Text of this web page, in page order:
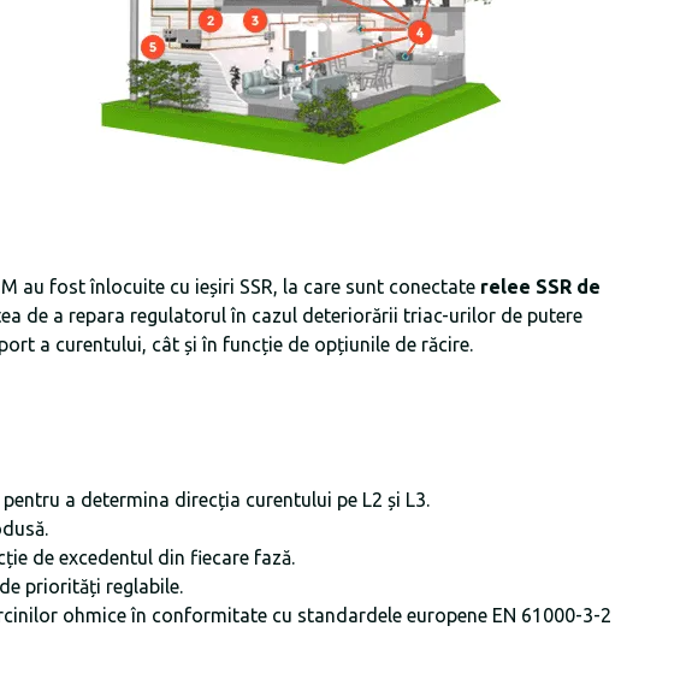
au fost înlocuite cu ieșiri SSR, la care sunt conectate relee SSR de
de a repara regulatorul în cazul deteriorării triac-urilor de putere
a curentului, cât și în funcție de opțiunile de răcire.
a determina direcția curentului pe L2 și L3.
de excedentul din fiecare fază.
priorități reglabile.
ohmice în conformitate cu standardele europene EN 61000-3-2